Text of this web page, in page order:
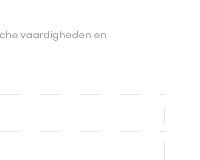
vaardigheden en